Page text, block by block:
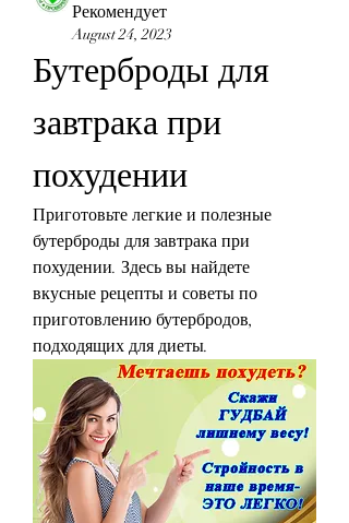
Рекомендует
August 24, 2023
Бутерброды для
завтрака при
похудении
Приготовьте легкие и полезные
бутерброды для завтрака при
похудении. Здесь вы найдете
вкусные рецепты и советы по
приготовлению бутербродов,
подходящих для диеты.